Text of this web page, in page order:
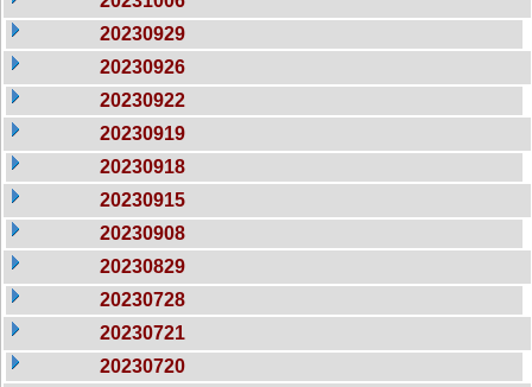
20230929
20230926
20230922
20230919
20230918
20230915
20230908
20230829
20230728
20230721
20230720